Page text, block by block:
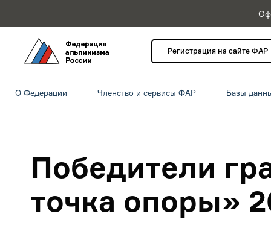
Регистрация на сайте ФАР
О Федерации Членство и сервисы ФАР Базы
Победители
точка опоры»